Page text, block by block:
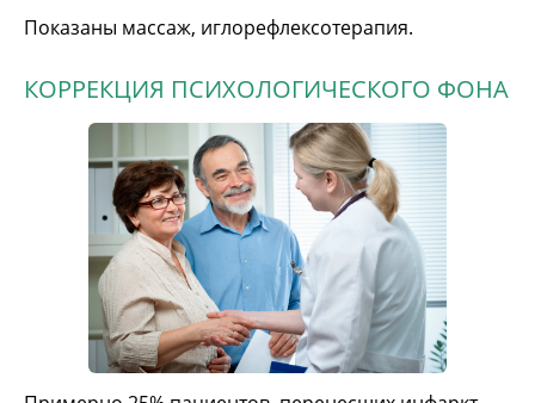
Показаны массаж, иглорефлексотерапия.
КОРРЕКЦИЯ ПСИХОЛОГИЧЕСКОГО ФОНА